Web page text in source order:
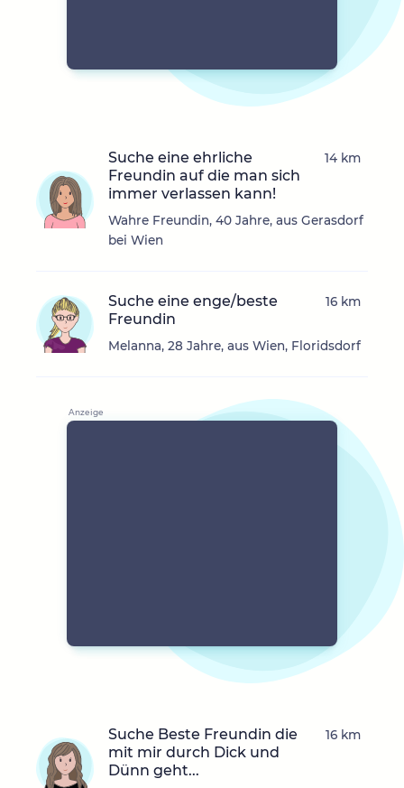
Suche eine ehrliche
Freundin auf die man sich
immer verlassen kann!
Wahre Freundin, 40 Jahre, aus Gerasdorf
bei Wien
14 km
Suche eine enge/beste
Freundin
Melanna, 28 Jahre, aus Wien, Floridsdorf
16 km
Suche Beste Freundin die
mit mir durch Dick und
Dünn geht...
16 km